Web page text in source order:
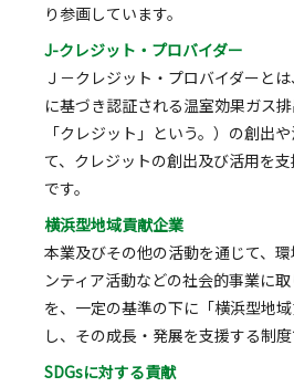
り参画しています。
J-クレジット・プロバイダー
Ｊ－クレジット・プロバイダーと
に基づき認証される温室効果ガス
「クレジット」という。）の創出
て、クレジットの創出及び活用を
です。
横浜型地域貢献企業
本業及びその他の活動を通じて、
ンティア活動などの社会的事業に
を、一定の基準の下に「横浜型地
し、その成長・発展を支援する制度
SDGsに対する貢献